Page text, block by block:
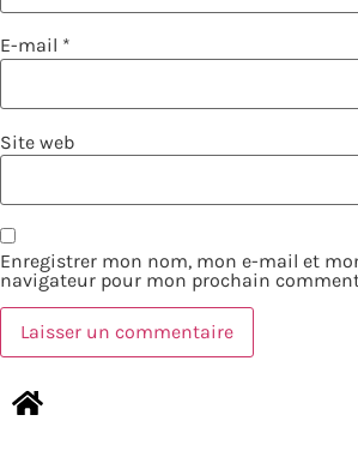
E-mail *
Site web
Enregistrer mon nom, mon e-mail et
navigateur pour mon prochain